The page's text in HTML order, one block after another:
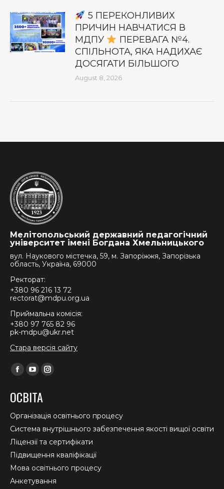
5 ПЕРЕКОНЛИВИХ
ПРИЧИН НАВЧАТИСЯ В
МДПУ
ПЕРЕВАГА №4.
СПІЛЬНОТА, ЯКА НАДИХАЄ
ДОСЯГАТИ БІЛЬШОГО
August 8, 2026
Мелітопольський державний педагогічний
університет імені Богдана Хмельницького
вул. Наукового містечка, 59, м. Запоріжжя, Запорізька
область, Україна, 69000
Ректорат:
+380 96 216 13 72
rectorat@mdpu.org.ua
Приймальна комісія:
+380 97 765 82 96
pk-mdpu@ukr.net
Стара версія сайту
Find us on:
Facebook
opens
in
new
window
YouTube
opens
in
new
window
Instagram
in
new
window
ОСВІТА
Організація освітнього процесу
Система внутрішнього забезпечення якості вищої освіти
Ліцензії та сертифікати
Підвищення кваліфікації
Мова освітнього процесу
Анкетування